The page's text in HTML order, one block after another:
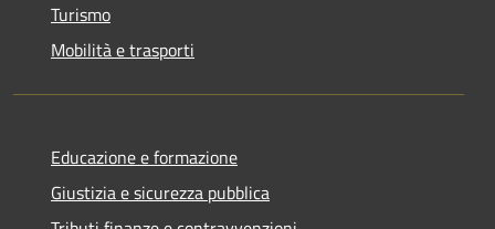
Turismo
Mobilità e trasporti
Educazione e formazione
Giustizia e sicurezza pubblica